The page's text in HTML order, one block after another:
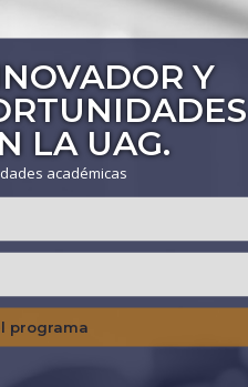
Y
LA UAG.
académicas
programa